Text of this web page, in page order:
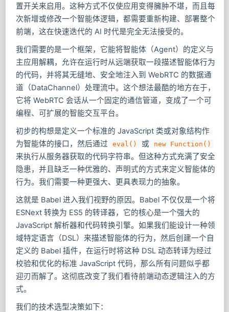
置开关来启用。这种方式不仅使应用变得臃肿不堪，而且每
次新增或修改一个智能体逻辑，都需要重新构建、部署整个
前端，这在快速迭代的 AI 时代是完全无法接受的。
我们需要的是一个框架，它能将智能体（Agent）的定义与
主应用解耦，允许在运行时从远端获取一段描述智能体行为
的代码，并将其无缝地、安全地注入到 WebRTC 的数据通
道（DataChannel）处理流中。这个想法最酷的地方在于，
它将 WebRTC 会话从一个固定的通信管道，变成了一个可
编程、可扩展的智能交互平台。
初步的构想是定义一个标准的 JavaScript 类或对象结构作
为智能体的接口，然后通过
eval() 或 new Function()
来执行从服务器获取的代码字符串。但这种方式充满了安全
隐患，并且缺乏一种优雅的、声明式的方式来定义智能体的
行为。我们需要一种更强大、更具表现力的抽象。
这就是 Babel 进入我们视野的原因。Babel 不仅仅是一个将
ESNext 转换为 ES5 的转译器，它的核心是一个强大的
JavaScript 解析器和代码转换引擎。如果我们能设计一种领
域特定语言（DSL）来描述智能体的行为，然后创建一个自
定义的 Babel 插件，在运行时将这种 DSL 动态转译为经过
校验和优化的标准 JavaScript 代码，那么所有问题似乎都
迎刃而解了。这彻底改变了我们看待前端动态逻辑注入的方
式。
我们的技术选型决策如下：